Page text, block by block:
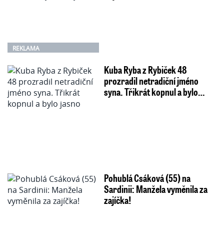
REKLAMA
Kuba Ryba z Rybiček 48
prozradil netradiční jméno
syna. Třikrát kopnul a bylo…
Pohublá Csáková (55) na
Sardinii: Manžela vyměnila za
zajíčka!